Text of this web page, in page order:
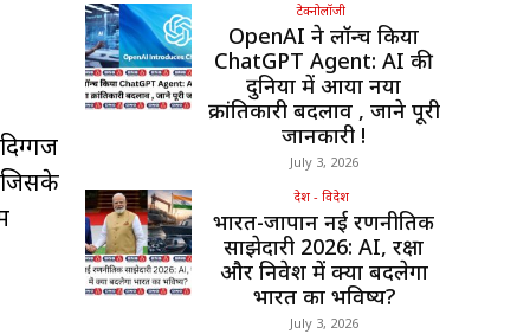
जिसके
टेक्नोलॉजी
OpenAI ने लॉन्च किया
ChatGPT Agent: AI की
दुनिया में आया नया
क्रांतिकारी बदलाव , जाने पूरी
जानकारी !
July 3, 2026
देश - विदेश
भारत-जापान नई रणनीतिक
साझेदारी 2026: AI, रक्षा
और निवेश में क्या बदलेगा
भारत का भविष्य?
July 3, 2026